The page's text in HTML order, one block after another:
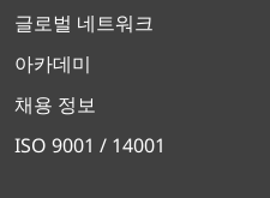
글로벌 네트워크
아카데미
채용 정보
ISO 9001 / 14001